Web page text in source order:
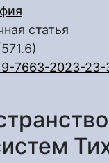
статья
7663-2023-